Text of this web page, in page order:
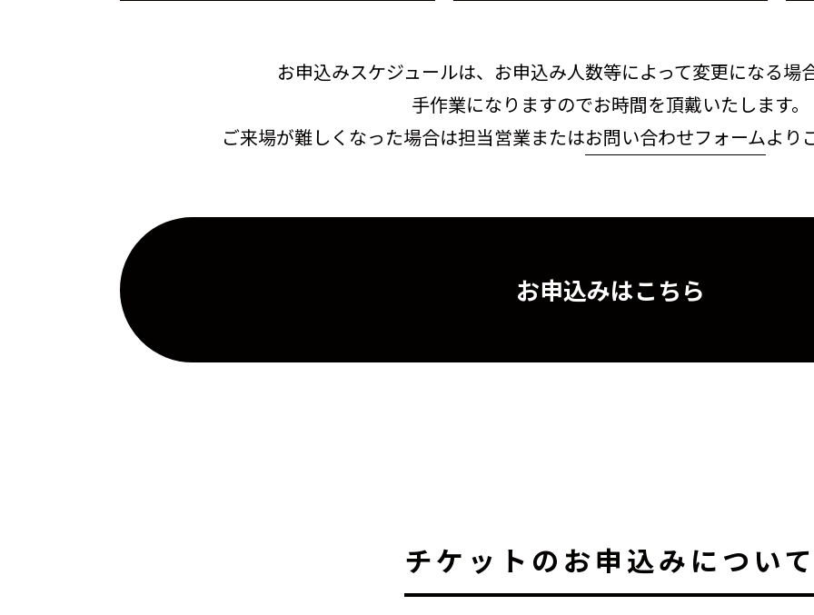
お申込みスケジュールは、お申込み人数等によって変更になる場
手作業になりますのでお時間を頂戴いたします。
ご来場が難しくなった場合は担当営業またはお問い合わせフォームより
お申込みはこちら
チケットのお申込みについ